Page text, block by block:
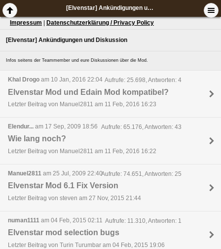
[Elvenstar] Ankündigungen und Diskussion
Impressum Datenschutzerklärung / Privacy Policy
[Elvenstar] Ankündigungen und Diskussion
Infos seitens der Teammember und eure Diskussionen über die Mod.
Khal Drogo am 10 Jan, 2016 22:04 Aufrufe: 25.698, Antworten: 4
Elvenstar Mod und Edain Mod kompatibel?
Letzter Beitrag von Manuel2811 am 11 Feb, 2016 16:23
Elendur... am 17 Sep, 2009 18:56 Aufrufe: 65.176, Antworten: 43
Wie lang noch?
Letzter Beitrag von Manuel2811 am 11 Feb, 2016 16:22
Manuel2811 am 25 Jul, 2009 22:40Aufrufe: 74.651, Antworten: 25
Elvenstar Mod 6.1 Fix Version
Letzter Beitrag von steven am 27 Nov, 2015 21:44
numan1111 am 04 Feb, 2015 02:11 Aufrufe: 11.310, Antworten: 1
Elvenstar mod selection bugs
Letzter Beitrag von Turin Turumbar am 04 Feb, 2015 19:06